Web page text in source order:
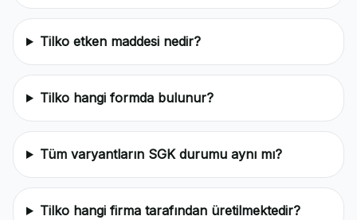
Tilko etken maddesi nedir?
Tilko hangi formda bulunur?
Tüm varyantların SGK durumu aynı mı?
Tilko hangi firma tarafından üretilmektedir?